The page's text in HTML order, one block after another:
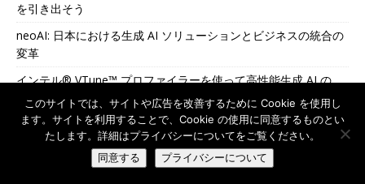
を引き出そう
neoAI: 日本における生成 AI ソリューションとビジネスの統合の
変革
インテル® VTune™ プロファイラーを使って高性能生成 AI の
LLM パフォーマンスを向上
カテゴリー
このサイトでは、サイトや広告を改善するために Cookie を使用し
ます。サイトを利用することで、Cookie の使用に同意するものとい
たします。詳細はプライバシーについてをご覧ください。
同意する プライバシーについて